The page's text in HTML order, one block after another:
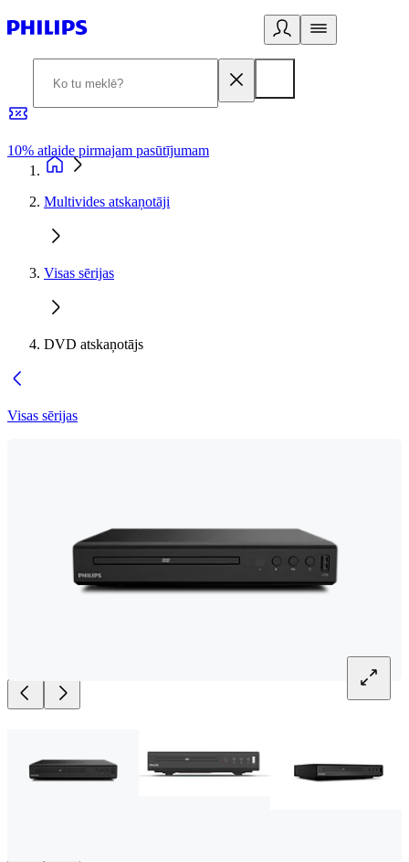
10% atlaide pirmajam pasūtījumam
Multivides atskaņotāji
Visas sērijas
DVD atskaņotājs
Visas sērijas